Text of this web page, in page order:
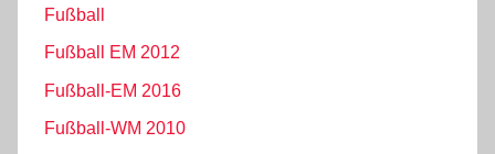
Fußball
Fußball EM 2012
Fußball-EM 2016
Fußball-WM 2010